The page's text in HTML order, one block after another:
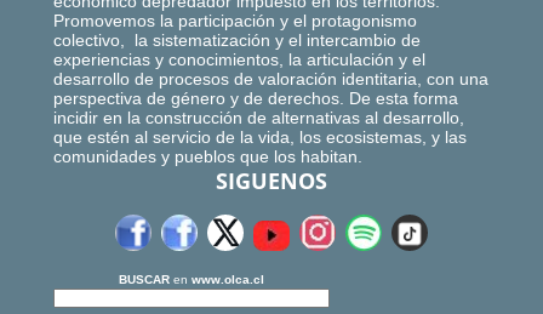
Promovemos la participación y el protagonismo
colectivo, la sistematización y el intercambio de
experiencias y conocimientos, la articulación y el
desarrollo de procesos de valoración identitaria, con una
perspectiva de género y de derechos. De esta forma
incidir en la construcción de alternativas al desarrollo,
que estén al servicio de la vida, los ecosistemas, y las
comunidades y pueblos que los habitan.
SIGUENOS
BUSCAR en www.olca.cl